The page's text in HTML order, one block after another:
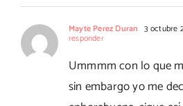
Mayte Perez Duran 3 octubre
responder
Ummmm con lo que
sin embargo yo me